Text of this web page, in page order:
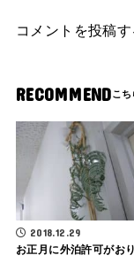
コメントを投稿
RECOMMEND
2018.12.29
お正月に外泊許可がお